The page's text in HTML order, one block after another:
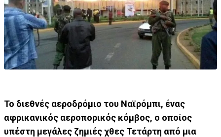
Το διεθνές αεροδρόμιο του Ναϊρόμπι, ένας
αφρικανικός αεροπορικός κόμβος, ο οποίος
υπέστη μεγάλες ζημιές χθες Τετάρτη από μια